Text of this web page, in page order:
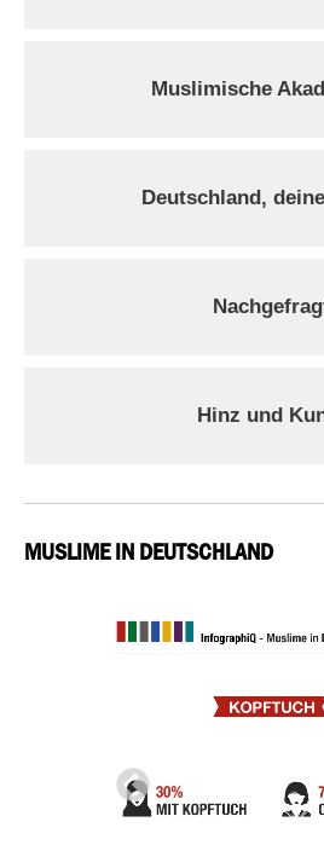
Muslimische
Deutschland,
Hinz und
MUSLIME IN DEUTSCHLAND